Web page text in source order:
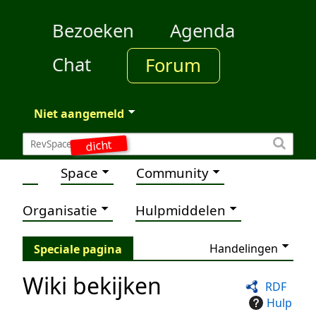
dicht
Bezoeken
Agenda
Chat
Forum
Niet aangemeld
Space Community
Organisatie Hulpmiddelen
Speciale pagina Handelingen
RDF
Hulp
Wiki bekijken